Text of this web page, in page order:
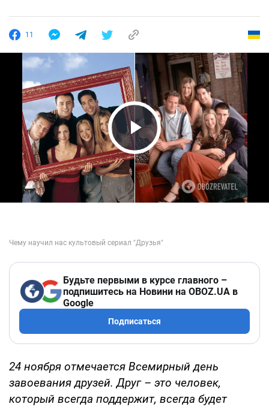
11
Play Video
Будьте первыми в курсе главного –
подпишитесь на Новини на OBOZ.UA в
Google
Подписаться
24 ноября отмечается Всемирный день
завоевания друзей. Друг – это человек,
который всегда поддержит, всегда будет